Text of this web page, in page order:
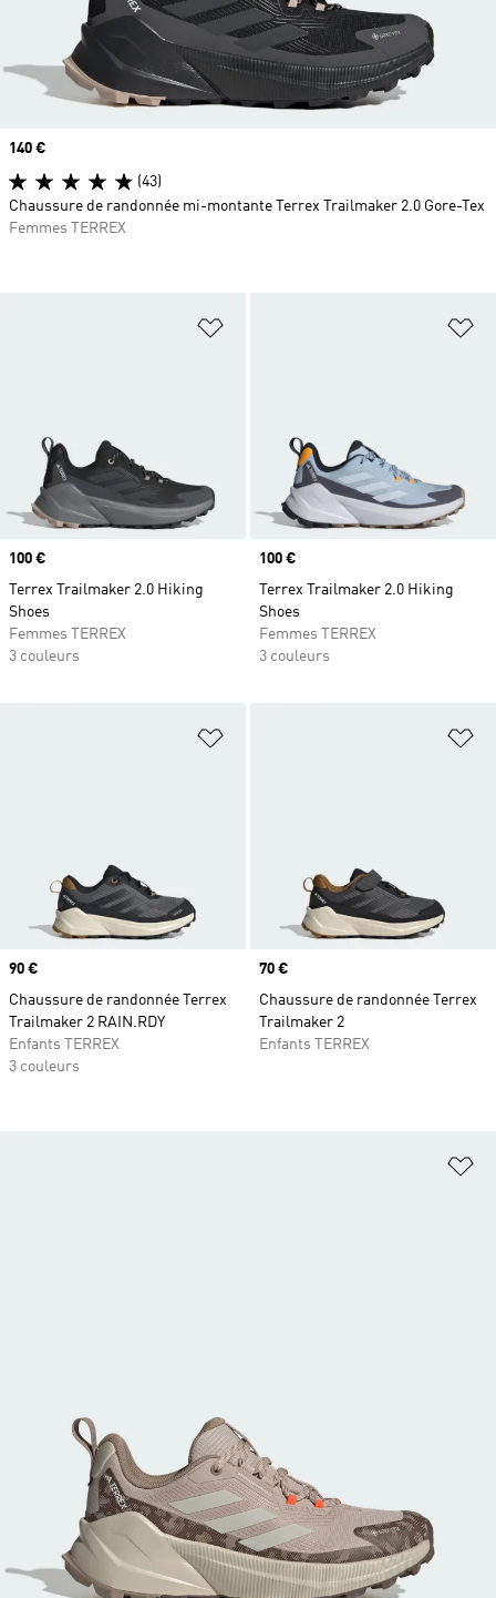
Ajouter à la Liste de produits
Prix
100 €
Terrex Trailmaker 2.0 Hiking
Shoes
Femmes TERREX
3 couleurs
Prix
100 €
Terrex Trailmaker 2.0 Hiking
Shoes
Femmes TERREX
3 couleurs
Ajouter à la Liste de produits
Prix
90 €
Chaussure de randonnée Terrex
Trailmaker 2 RAIN.RDY
Enfants TERREX
3 couleurs
Prix
70 €
Chaussure de randonnée Terrex
Trailmaker 2
Enfants TERREX
Prix
140 €
(43)
Chaussure de randonnée mi-montante Terrex Trailmaker 2.0 Gore-Tex
Femmes TERREX